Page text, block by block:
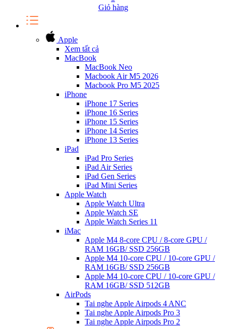
Giỏ hàng
Apple
Xem tất cả
MacBook
MacBook Neo
Macbook Air M5 2026
Macbook Pro M5 2025
iPhone
iPhone 17 Series
iPhone 16 Series
iPhone 15 Series
iPhone 14 Series
iPhone 13 Series
iPad
iPad Pro Series
iPad Air Series
iPad Gen Series
iPad Mini Series
Apple Watch
Apple Watch Ultra
Apple Watch SE
Apple Watch Series 11
iMac
Apple M4 8-core CPU / 8-core GPU /
RAM 16GB/ SSD 256GB
Apple M4 10-core CPU / 10-core GPU /
RAM 16GB/ SSD 256GB
Apple M4 10-core CPU / 10-core GPU /
RAM 16GB/ SSD 512GB
AirPods
Tai nghe Apple Airpods 4 ANC
Tai nghe Apple Airpods Pro 3
Tai nghe Apple Airpods Pro 2